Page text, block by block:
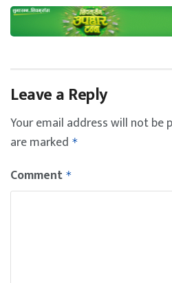
Leave a Reply
Your email address will not be
are marked *
Comment *